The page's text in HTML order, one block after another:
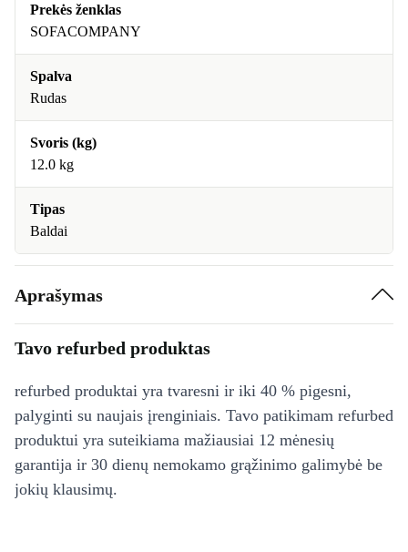
Prekės ženklas
SOFACOMPANY
Spalva
Rudas
Svoris (kg)
12.0 kg
Tipas
Baldai
Aprašymas
Tavo refurbed produktas
refurbed produktai yra tvaresni ir iki 40 % pigesni,
palyginti su naujais įrenginiais. Tavo patikimam refurbed
produktui yra suteikiama mažiausiai 12 mėnesių
garantija ir 30 dienų nemokamo grąžinimo galimybė be
jokių klausimų.